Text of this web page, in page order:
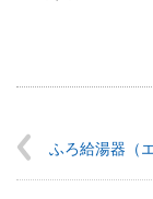
ふろ給湯器（